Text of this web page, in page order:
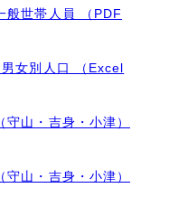
般世帯人員 （PDF
女別人口 （Excel
山・吉身・小津）
山・吉身・小津）